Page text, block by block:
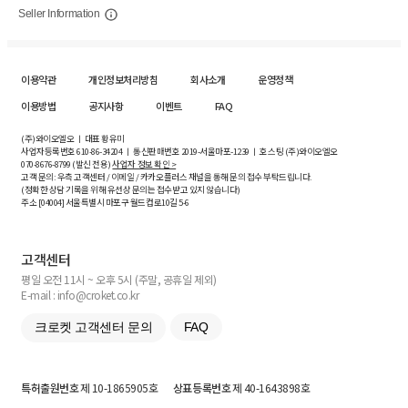
Seller Information
이용약관 개인정보처리방침 회사소개
운영정책
이용방법
공지사항 이벤트 FAQ
(주)와이오엘오 ㅣ 대표 황유미
사업자등록번호610-86-34204ㅣ 통신판매번호 2019-서울마포-1239 ㅣ 호스팅 (주)와이오엘오
070-8676-8799 (발신 전용)사업자 정보 확인 >
고객 문의: 우측 고객센터 / 이메일 / 카카오플러스 채널을 통해 문의 접수 부탁드립니다.
(정확한 상담 기록을 위해 유선상 문의는 접수받고 있지 않습니다)
주소 [04004] 서울특별시 마포구 월드컵로10길5-6
고객센터
평일 오전 11시 ~ 오후 5시 (주말, 공휴일 제외)
E-mail : info@croket.co.kr
크로켓 고객센터 문의 FAQ
특허출원번호제 10-1865905호 상표등록번호제 40-1643898호